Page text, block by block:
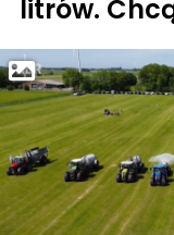
litrów.